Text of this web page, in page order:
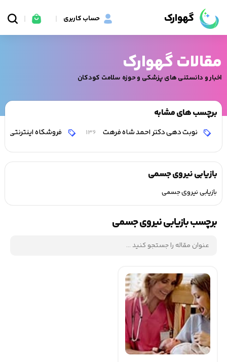
گهوارک حساب کاربری
مقالات گهوارک
اخبار و دانستنی های پزشکی و حوزه سلامت کودکان
برچسب های مشابه
نوبت دهی دکتر احمد شاه فرهت 136 فروشکاه اینترنتی
بازیابی نیروی جسمی
بازیابی نیروی جسمی
برچسب بازیابی نیروی جسمی